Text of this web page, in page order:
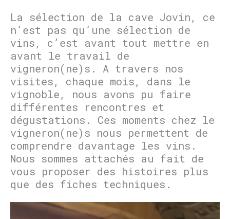
La sélection de la cave Jovin, ce
n’est pas qu’une sélection de
vins, c’est avant tout mettre en
avant le travail de
vigneron(ne)s. A travers nos
visites, chaque mois, dans le
vignoble, nous avons pu faire
différentes rencontres et
dégustations. Ces moments chez le
vigneron(ne)s nous permettent de
comprendre davantage les vins.
Nous sommes attachés au fait de
vous proposer des histoires plus
que des fiches techniques.